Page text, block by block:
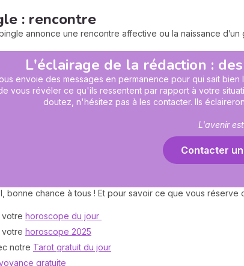
: rencontre
annonce une rencontre affective ou la naissance
L'éclairage de la rédaction :
envoie des messages en permanence pour qui sait
vous révéler ce qu'ils ressentent par rapport à votre
doutez, n'hésitez pas à les contacter. Ils
L'avenir
Contacter
bonne chance à tous ! Et pour savoir ce que vous réserve
votre horoscope du jour
votre horoscope 2025
notre Tarot gratuit du jour
gratuite